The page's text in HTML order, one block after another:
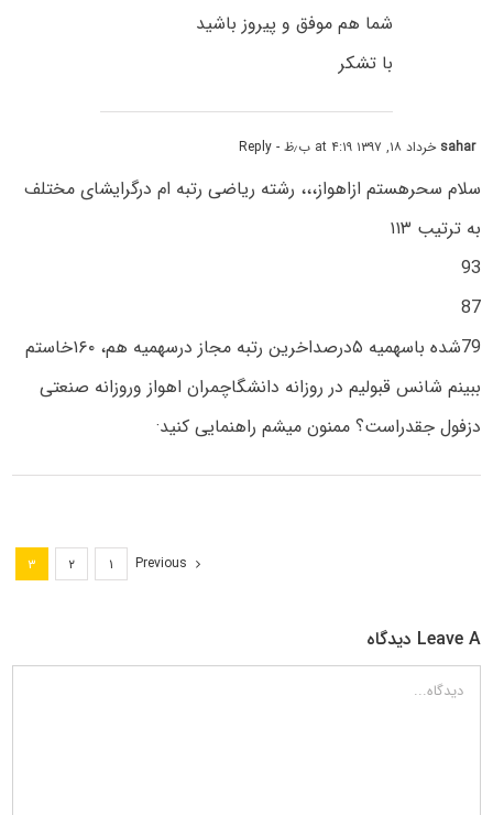
شما هم موفق و پیروز باشید
با تشکر
sahar خرداد ۱۸, ۱۳۹۷ at ۴:۱۹ ب٫ظ - Reply
سلام سحرهستم ازاهواز،،، رشته ریاضی رتبه ام درگرایشای مختلف
به ترتیب ۱۱۳
93
87
79شده باسهمیه ۵درصداخرین رتبه مجاز درسهمیه هم، ۱۶۰خاستم
ببینم شانس قبولیم در روزانه دانشگاچمران اهواز وروزانه صنعتی
دزفول جقدراست؟ ممنون میشم راهنمایی کنید·
Previous ۱ ۲ ۳
Leave A دیدگاه
دیدگاه